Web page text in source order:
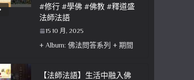
#修行 #學佛 #佛教 #釋道盛
法師法語
15 10 月, 2025
+ Album: 佛法問答系列 + 期間
【法師法語】生活中融入佛